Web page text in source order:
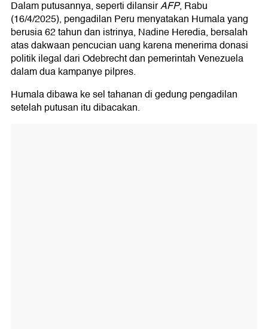
Dalam putusannya, seperti dilansirAFP, Rabu
(16/4/2025), pengadilan Peru menyatakan Humala yang
berusia 62 tahun dan istrinya, Nadine Heredia, bersalah
atas dakwaan pencucian uang karena menerima donasi
politik ilegal dari Odebrecht dan pemerintah Venezuela
dalam dua kampanye pilpres.
Humala dibawa ke sel tahanan di gedung pengadilan
setelah putusan itu dibacakan.